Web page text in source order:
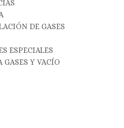
DE GASES
ESPECIALES
GASES Y VACÍO